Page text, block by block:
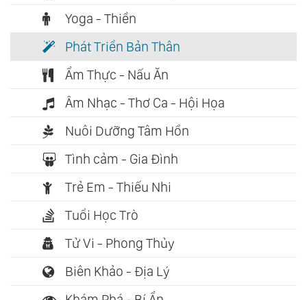
Yoga - Thiền
Phát Triển Bản Thân
Ẩm Thực - Nấu Ăn
Âm Nhạc - Thơ Ca - Hội Họa
Nuôi Dưỡng Tâm Hồn
Tình cảm - Gia Đình
Trẻ Em - Thiếu Nhi
Tuổi Học Trò
Tử Vi - Phong Thủy
Biên Khảo - Địa Lý